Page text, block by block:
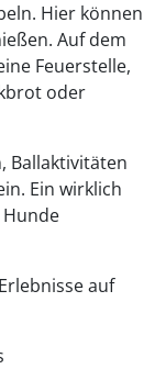
Hier können
Auf dem
Feuerstelle,
oder
Ballaktivitäten
Ein wirklich
auf